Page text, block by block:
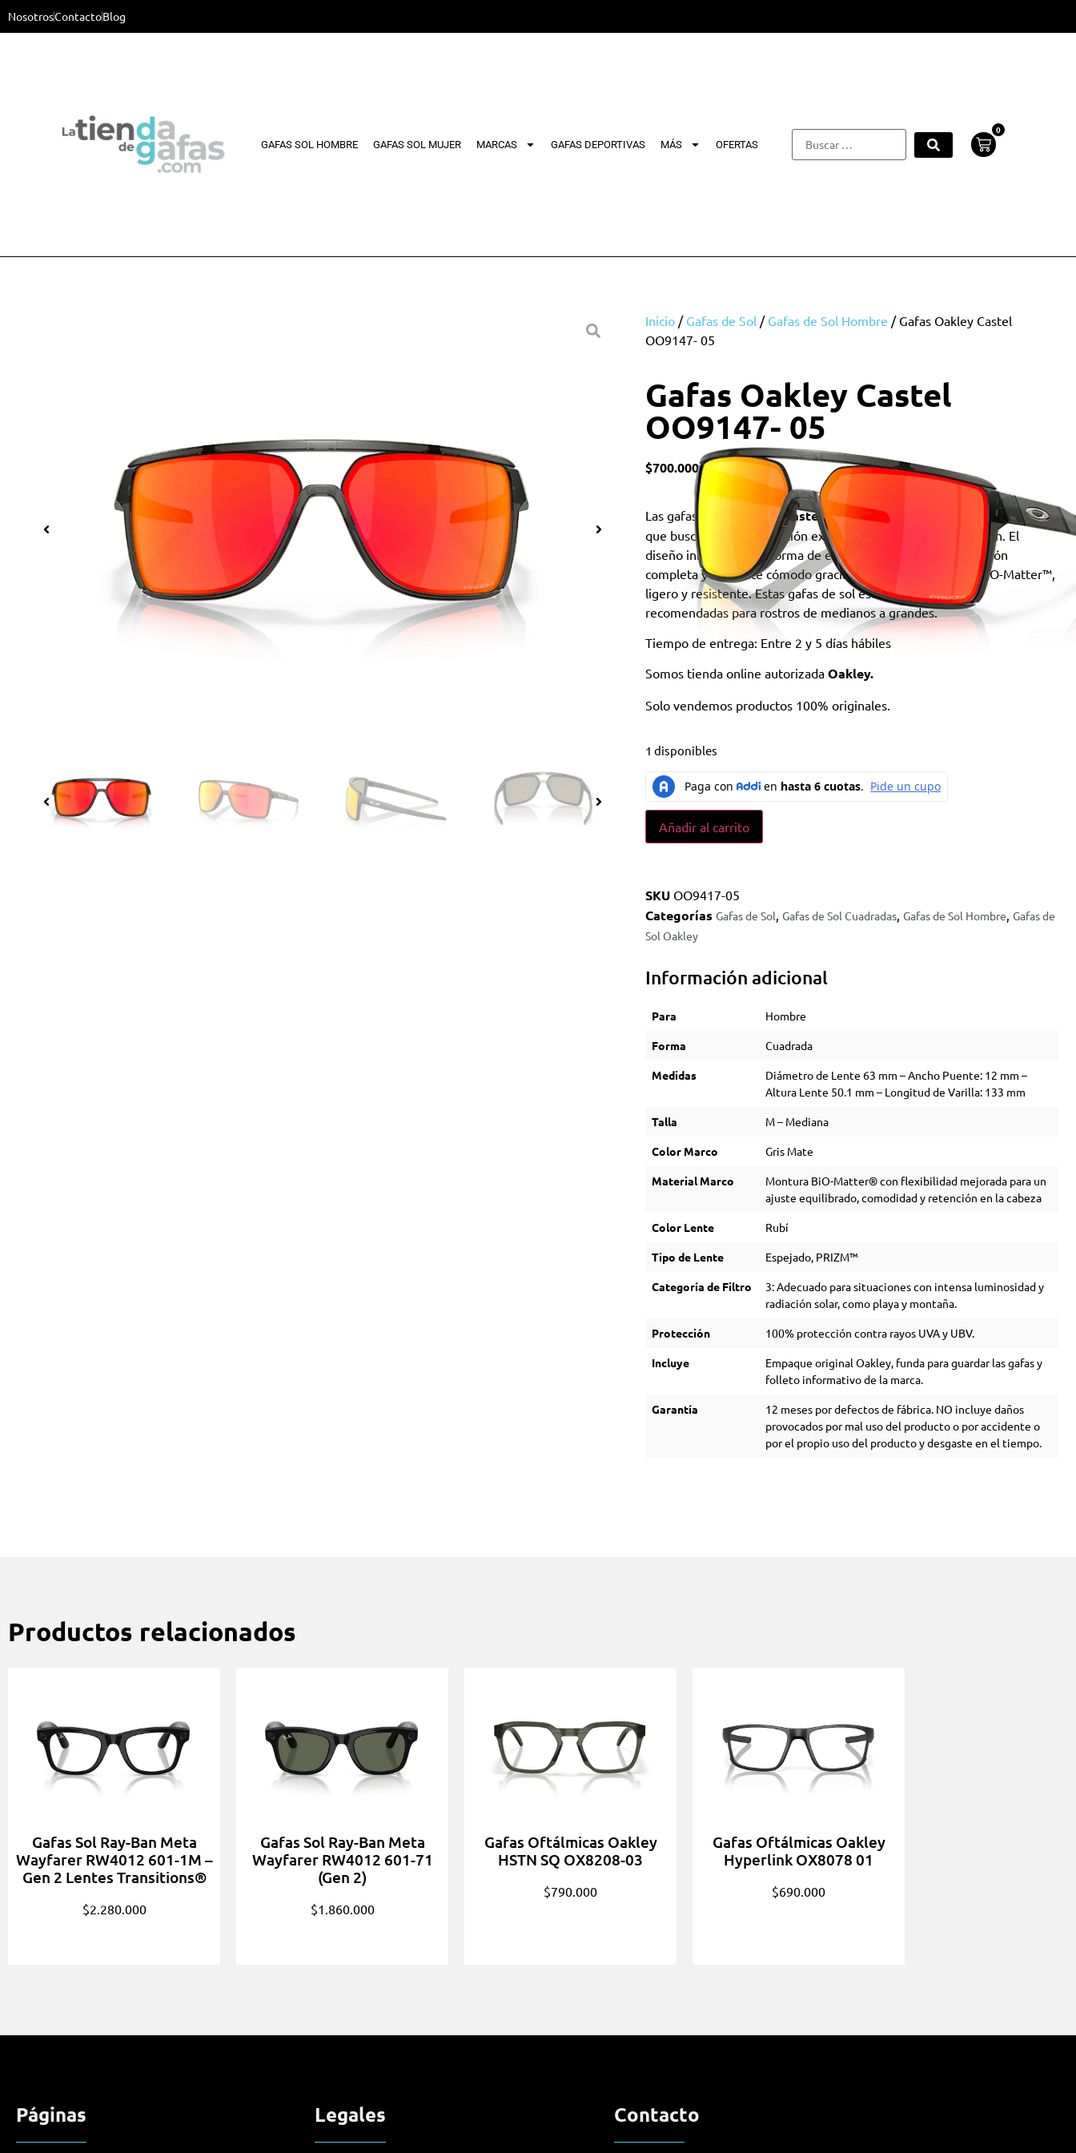
NosotrosContactoBlog
GAFAS SOL HOMBRE GAFAS SOL MUJER MARCAS GAFAS DEPORTIVAS MÁS OFERTAS
0
Inicio / Gafas de Sol / Gafas de Sol Hombre / Gafas Oakley Castel
OO9147- 05
Gafas Oakley Castel
OO9147- 05
$700.000
Las gafas de sol Oakley Castelson la elección perfecta para aquellos
que buscan una combinación excepcional de estilo y protección. El
diseño innovador con forma de escudo garantiza una protección
completa y un ajuste cómodo gracias a su montura hecha en O-Matter™,
ligero y resistente. Estas gafas de sol están especialmente
recomendadas para rostros de medianos a grandes.
Tiempo de entrega: Entre 2 y 5 días hábiles
Somos tienda online autorizadaOakley.
Solo vendemos productos 100% originales.
1 disponibles
Añadir al carrito
SKU OO9417-05
Categorías Gafas de Sol ,Gafas de Sol Cuadradas ,Gafas de Sol Hombre ,Gafas de
Sol Oakley
Información adicional
Para Hombre
Forma Cuadrada
Medidas
Diámetro de Lente 63 mm – Ancho Puente: 12 mm –
Altura Lente 50.1 mm – Longitud de Varilla: 133 mm
Talla M – Mediana
Color Marco Gris Mate
Material Marco
Montura BiO-Matter® con flexibilidad mejorada para un
ajuste equilibrado, comodidad y retención en la cabeza
Color Lente Rubí
Tipo de Lente Espejado, PRIZM™
Categoría de Filtro
3: Adecuado para situaciones con intensa luminosidad y
radiación solar, como playa y montaña.
Protección 100% protección contra rayos UVA y UBV.
Incluye
Empaque original Oakley, funda para guardar las gafas y
folleto informativo de la marca.
Garantía
12 meses por defectos de fábrica. NO incluye daños
provocados por mal uso del producto o por accidente o
por el propio uso del producto y desgaste en el tiempo.
Productos relacionados
Gafas Sol Ray-Ban Meta
Wayfarer RW4012 601-1M –
Gen 2 Lentes Transitions®
$2.280.000
Gafas Sol Ray-Ban Meta
Wayfarer RW4012 601-71
(Gen 2)
$1.860.000
Gafas Oftálmicas Oakley
HSTN SQ OX8208-03
$790.000
Gafas Oftálmicas Oakley
Hyperlink OX8078 01
$690.000
Páginas Legales Contacto